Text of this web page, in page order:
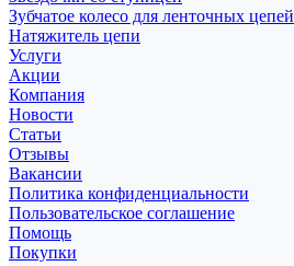
Зубчатое колесо для ленточных цепей
Натяжитель цепи
Услуги
Акции
Компания
Новости
Статьи
Отзывы
Вакансии
Политика конфиденциальности
Пользовательское соглашение
Помощь
Покупки